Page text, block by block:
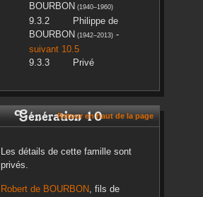
BOURBON (1940–1960)
Philippede
BOURBON (1942–2013)-
suivant 10.5
Privé
Génération 10Retour en haut de la page
Les détails de cette famille sont
privés.
Robertde BOURBON, fils de